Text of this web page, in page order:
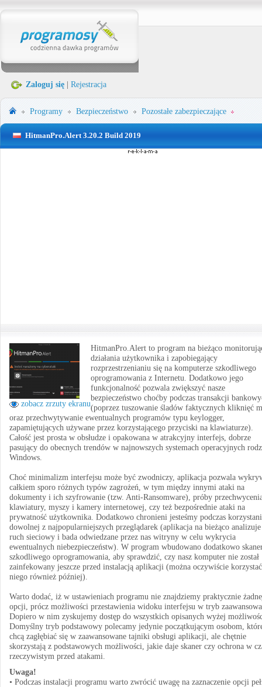
Zaloguj się Rejestracja
Programy Bezpieczeństwo Pozostałe zabezpieczające
HitmanPro.Alert 3.20.2 Build 2019
zobacz zrzuty ekranu
HitmanPro.Alert to program na bieżąco
działania użytkownika i zapobiegający
rozprzestrzenianiu się na komputerze szkodliwego
oprogramowania z Internetu. Dodatkowo jego
funkcjonalność pozwala zwiększyć nasze
bezpieczeństwo choćby podczas transakcji
(poprzez tuszowanie śladów faktycznych kliknięć
oraz przechwytywanie ewentualnych programów typu keylogger,
zapamiętujących używane przez korzystającego przyciski na klawiaturze).
Całość jest prosta w obsłudze i opakowana w atrakcyjny interfejs, dobrze
pasujący do obecnych trendów w najnowszych systemach operacyjnych
Windows.
Choć minimalizm interfejsu może być zwodniczy, aplikacja pozwala
całkiem sporo różnych typów zagrożeń, w tym między innymi ataki na
dokumenty i ich szyfrowanie (tzw. Anti-Ransomware), próby
klawiatury, myszy i kamery internetowej, czy też bezpośrednie ataki na
prywatność użytkownika. Dodatkowo chronieni jesteśmy podczas
dowolnej z najpopularniejszych przeglądarek (aplikacja na bieżąco analizuje
ruch sieciowy i bada odwiedzane przez nas witryny w celu wykrycia
ewentualnych niebezpieczeństw). W program wbudowano dodatkowo
szkodliwego oprogramowania, aby sprawdzić, czy nasz komputer nie został
zainfekowany jeszcze przed instalacją aplikacji (można oczywiście
niego również później).
Warto dodać, iż w ustawieniach programu nie znajdziemy praktycznie
opcji, prócz możliwości przestawienia widoku interfejsu w tryb
Dopiero w nim zyskujemy dostęp do wszystkich opisanych wyżej
Domyślny tryb podstawowy polecamy jedynie początkującym osobom,
chcą zagłębiać się w zaawansowane tajniki obsługi aplikacji, ale chętnie
skorzystają z podstawowych możliwości, jakie daje skaner czy ochrona w
rzeczywistym przed atakami.
Uwaga!
• Podczas instalacji programu warto zwrócić uwagę na zaznaczenie opcji